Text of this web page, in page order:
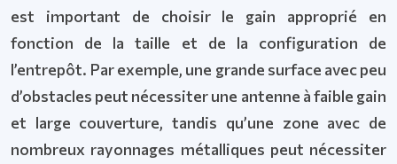
est important de choisir le gain approprié en
fonction de la taille et de la configuration de
l’entrepôt. Par exemple, une grande surface avec peu
d’obstacles peut nécessiter une antenne à faible gain
et large couverture, tandis qu’une zone avec de
nombreux rayonnages métalliques peut nécessiter